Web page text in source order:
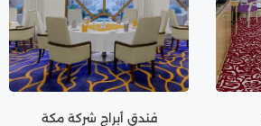
فندق أبراج شركة مكة